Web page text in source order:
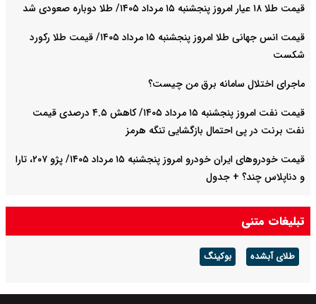
قیمت طلا ۱۸ عیار امروز پنجشنبه ۱۵ مرداد ۱۴۰۵/ طلا دوباره صعودی شد
قیمت انس جهانی طلا امروز پنجشنبه ۱۵ مرداد ۱۴۰۵/ قیمت طلا رکورد
شکست
ماجرای اختلال سامانه برق من چیست؟
قیمت نفت امروز پنجشنبه ۱۵ مرداد ۱۴۰۵/ کاهش ۴.۵ درصدی قیمت
نفت برنت در پی احتمال بازگشایی تنگه هرمز
قیمت خودرو‌های ایران خودرو امروز پنجشنبه ۱۵ مرداد ۱۴۰۵/ پژو ۲۰۷، تارا
و دناپلاس چند؟ + جدول
قیمت خودرو‌های سایپا امروز پنجشنبه ۱۵ مرداد ۱۴۰۵/ شاهین، کوییک و
ساینا چند قیمت خورد؟+ جدول
تبلیغات متنی
طلای آبشده بوکینگ